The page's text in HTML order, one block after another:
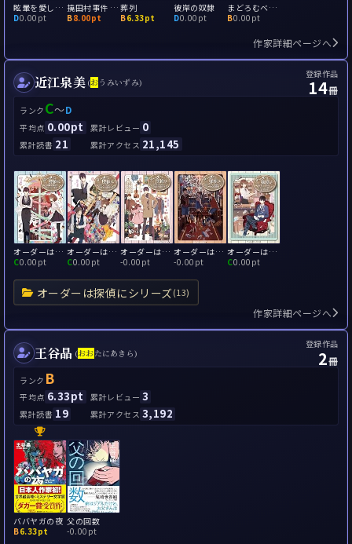
眩暈を愛して夢を見よ
D0.00pt
撓田村事件 ―iの遠近法的倒錯
B8.00pt
葬列
B6.33pt
彼岸の奴隷
D0.00pt
まどろむベイビーキッス
B0.00pt
作家詳細ページへ
近江泉美 (おうみいずみ)
登録作品
14冊
ランク C～D
平均点 0.00pt 累計レビュー 0
累計読書 21 累計アクセス 21,145
オーダーは探偵にシリーズ(13)
オーダーは探偵に 謎解き満ちるティーパーティー
C0.00pt
オーダーは探偵に グラスにたゆたう琥珀色の謎解き
C0.00pt
オーダーは探偵に 謎解きいざなう舶来の招待状
-0.00pt
オーダーは探偵に コーヒーに溶けるセピア色の謎解き
-0.00pt
オーダーは探偵に 砂糖とミルクとスプーン一杯の謎解きを
C0.00pt
作家詳細ページへ
王谷晶 (おおたにあきら)
登録作品
2冊
ランク B
平均点 6.33pt 累計レビュー 3
累計読書 19 累計アクセス 3,192
ババヤガの夜
B6.33pt
父の回数
-0.00pt